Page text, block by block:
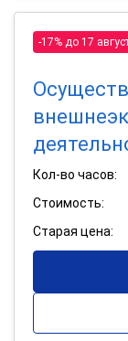
-17% до 17
Кол-во часов:
Стоимость:
Старая цена: